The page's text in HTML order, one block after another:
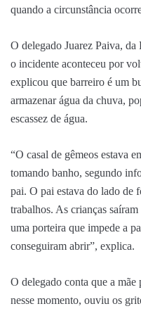
quando a circunstância
O delegado Juarez Paiva,
o incidente aconteceu por
explicou que barreiro é um
armazenar água da chuva,
escassez de água.
“O casal de gêmeos estava
tomando banho, segundo
pai. O pai estava do lado de
trabalhos. As crianças
uma porteira que impede a
conseguiram abrir”, explica.
O delegado conta que a mãe
nesse momento, ouviu os